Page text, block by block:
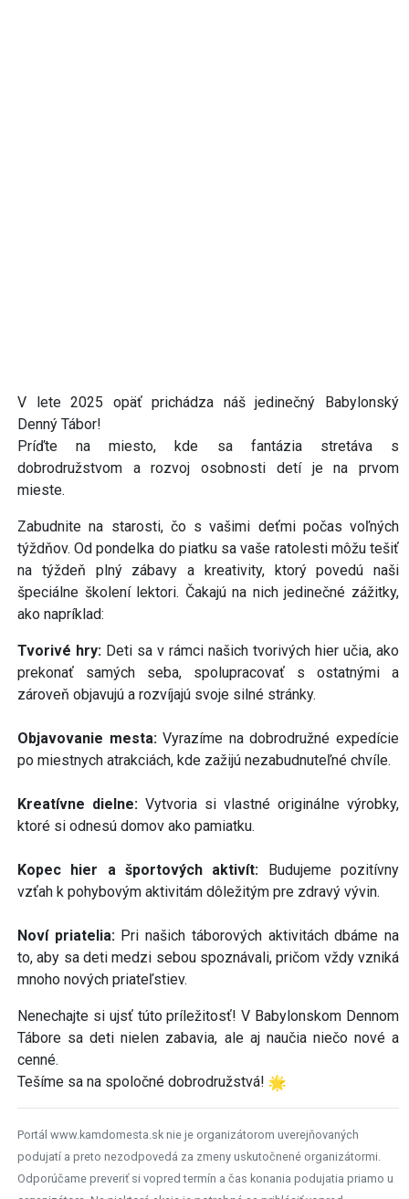
V lete 2025 opäť prichádza náš jedinečný Babylonský
Denný Tábor!
Príďte na miesto, kde sa fantázia stretáva s
dobrodružstvom a rozvoj osobnosti detí je na prvom
mieste.
Zabudnite na starosti, čo s vašimi deťmi počas voľných
týždňov. Od pondelka do piatku sa vaše ratolesti môžu tešiť
na týždeň plný zábavy a kreativity, ktorý povedú naši
špeciálne školení lektori. Čakajú na nich jedinečné zážitky,
ako napríklad:
Tvorivé hry: Deti sa v rámci našich tvorivých hier učia, ako
prekonať samých seba, spolupracovať s ostatnými a
zároveň objavujú a rozvíjajú svoje silné stránky.
Objavovanie mesta:Vyrazíme na dobrodružné expedície
po miestnych atrakciách, kde zažijú nezabudnuteľné chvíle.
Kreatívne dielne: Vytvoria si vlastné originálne výrobky,
ktoré si odnesú domov ako pamiatku.
Kopec hier a športových aktivít: Budujeme pozitívny
vzťah k pohybovým aktivitám dôležitým pre zdravý vývin.
Noví priatelia:Pri našich táborových aktivitách dbáme na
to, aby sa deti medzi sebou spoznávali, pričom vždy vzniká
mnoho nových priateľstiev.
Nenechajte si ujsť túto príležitosť! V Babylonskom Dennom
Tábore sa deti nielen zabavia, ale aj naučia niečo nové a
cenné.
Tešíme sa na spoločné dobrodružstvá!
Portál www.kamdomesta.sk nie je organizátorom uverejňovaných
podujatí a preto nezodpovedá za zmeny uskutočnené organizátormi.
Odporúčame preveriť si vopred termín a čas konania podujatia priamo u